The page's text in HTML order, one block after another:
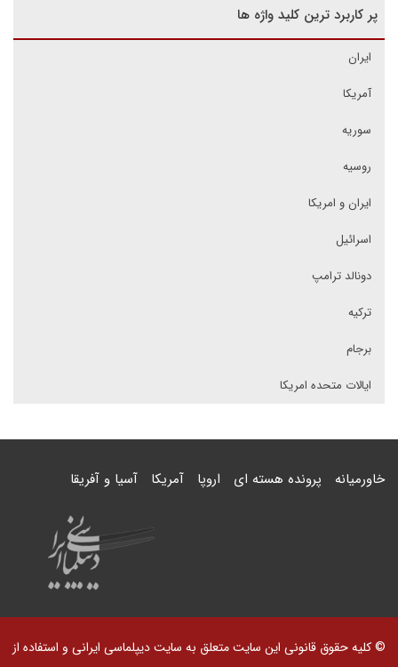
پر کاربرد ترین کلید واژه ها
ایران
آمریکا
سوریه
روسیه
ایران و امریکا
اسرائیل
دونالد ترامپ
ترکیه
برجام
ایالات متحده امریکا
خاورمیانه پرونده هسته ای اروپا آمریکا آسیا و آفریقا
© کلیه حقوق قانونی این سایت متعلق به سایت دیپلماسی ایرانی و استفاده از